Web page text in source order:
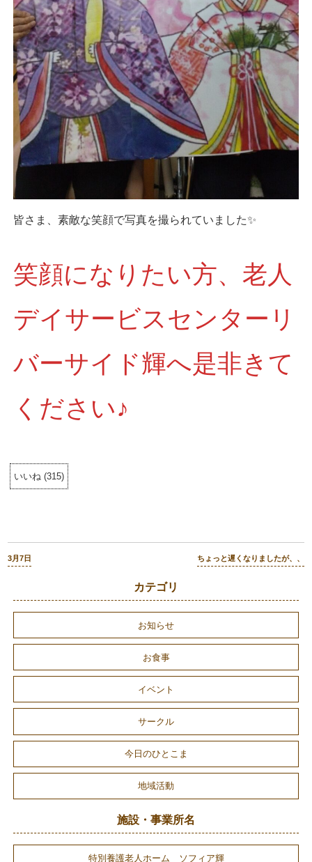
皆さま、素敵な笑顔で写真を撮られていました✨
笑顔になりたい方、老人
デイサービスセンターリ
バーサイド輝へ是非きて
ください♪
いいね (315)
3月7日 ちょっと遅くなりましたが、、
カテゴリ
お知らせ
お食事
イベント
サークル
今日のひとこま
地域活動
施設・事業所名
特別養護老人ホーム ソフィア輝